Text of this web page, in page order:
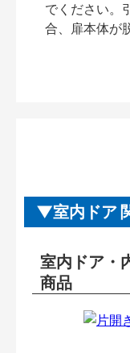
でください。
合、扉本体が
室内ドア
室内ドア・
商品